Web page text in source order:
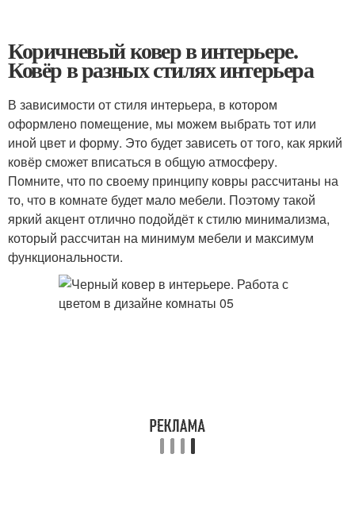
Коричневый ковер в интерьере.
Ковёр в разных стилях интерьера
В зависимости от стиля интерьера, в котором
оформлено помещение, мы можем выбрать тот или
иной цвет и форму. Это будет зависеть от того, как яркий
ковёр сможет вписаться в общую атмосферу.
Помните, что по своему принципу ковры рассчитаны на
то, что в комнате будет мало мебели. Поэтому такой
яркий акцент отлично подойдёт к стилю минимализма,
который рассчитан на минимум мебели и максимум
функциональности.